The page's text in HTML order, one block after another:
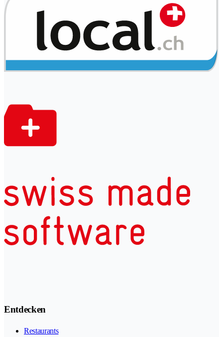
Entdecken
Restaurants